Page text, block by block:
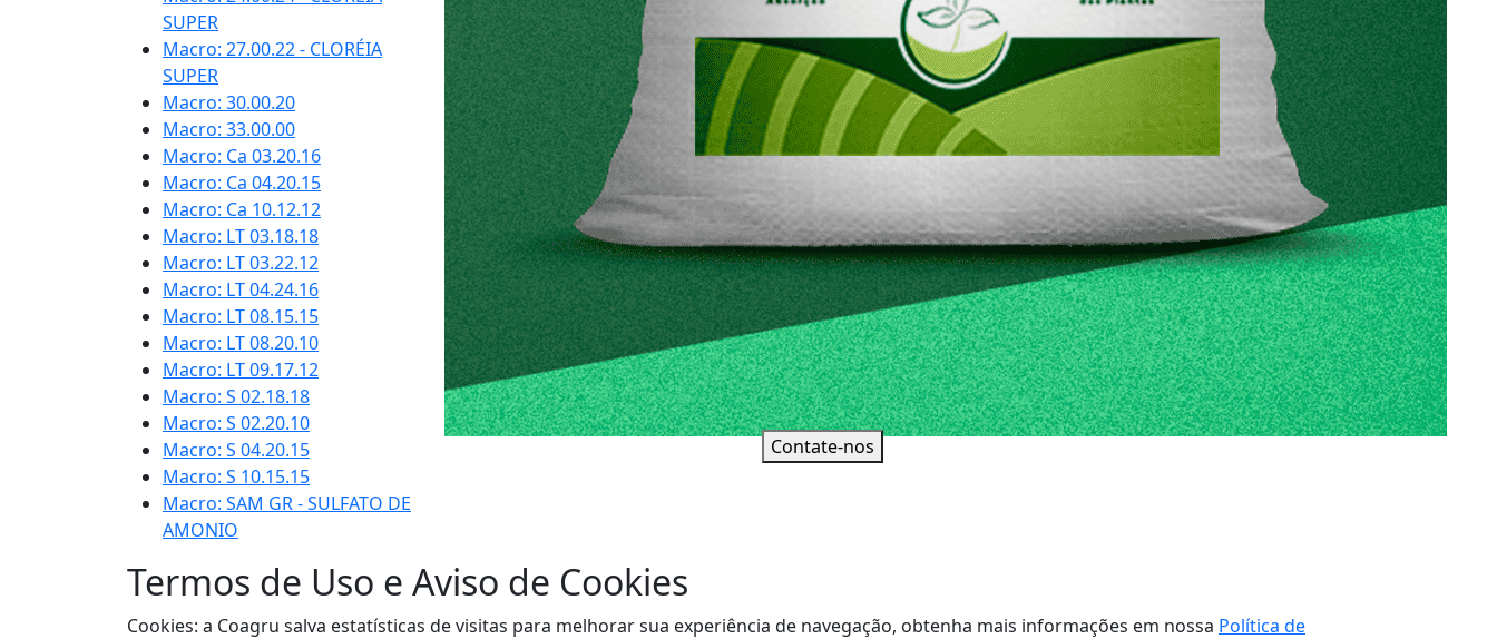
SUPER
Macro: 27.00.22 - CLORÉIA
SUPER
Macro: 30.00.20
Macro: 33.00.00
Macro: Ca 03.20.16
Macro: Ca 04.20.15
Macro: Ca 10.12.12
Macro: LT 03.18.18
Macro: LT 03.22.12
Macro: LT 04.24.16
Macro: LT 08.15.15
Macro: LT 08.20.10
Macro: LT 09.17.12
Macro: S 02.18.18
Macro: S 02.20.10
Macro: S 04.20.15
Macro: S 10.15.15
Macro: SAM GR - SULFATO DE
AMONIO
Contate-nos
Termos de Uso e Aviso de Cookies
Cookies: a Coagru salva estatísticas de visitas para melhorar sua experiência de navegação, obtenha mais informações em nossa Política de